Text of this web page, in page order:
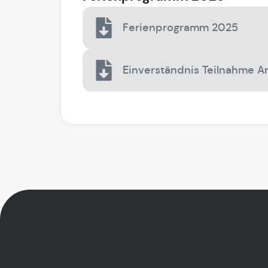
Ferienprogramm 2025
Einverständnis Teilnahme